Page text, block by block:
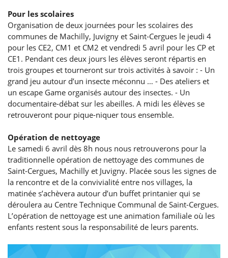
Pour les scolaires
Organisation de deux journées pour les scolaires des
communes de Machilly, Juvigny et Saint-Cergues le jeudi 4
pour les CE2, CM1 et CM2 et vendredi 5 avril pour les CP et
CE1. Pendant ces deux jours les élèves seront répartis en
trois groupes et tourneront sur trois activités à savoir : - Un
grand jeu autour d’un insecte méconnu … - Des ateliers et
un escape Game organisés autour des insectes. - Un
documentaire-débat sur les abeilles. A midi les élèves se
retrouveront pour pique-niquer tous ensemble.
Opération de nettoyage
Le samedi 6 avril dès 8h nous nous retrouverons pour la
traditionnelle opération de nettoyage des communes de
Saint-Cergues, Machilly et Juvigny. Placée sous les signes de
la rencontre et de la convivialité entre nos villages, la
matinée s’achèvera autour d’un buffet printanier qui se
déroulera au Centre Technique Communal de Saint-Cergues.
L’opération de nettoyage est une animation familiale où les
enfants restent sous la responsabilité de leurs parents.